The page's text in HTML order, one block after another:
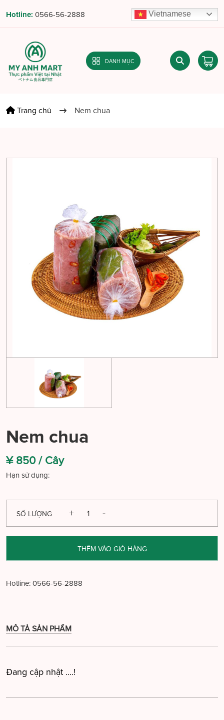
Hotline: 0566-56-2888 Vietnamese
DANH MỤC
Trang chủ Nem chua
Nem chua
¥ 850 / Cây
Hạn sử dụng:
SỐ LƯỢNG
THÊM VÀO GIỎ HÀNG
Hotline: 0566-56-2888
MÔ TẢ SẢN PHẨM
Đang cập nhật ....!